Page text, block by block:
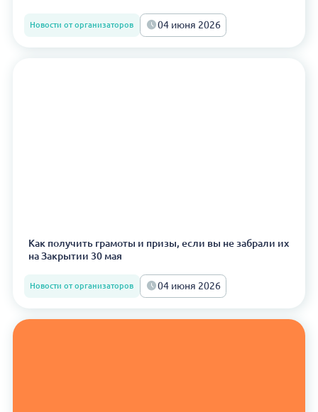
Новости от организаторов 04 июня 2026
Как получить грамоты и призы, если вы не забрали их
на Закрытии 30 мая
Новости от организаторов 04 июня 2026